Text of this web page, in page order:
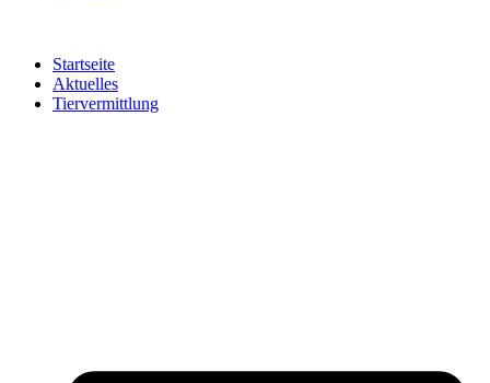
Startseite
Aktuelles
Tiervermittlung